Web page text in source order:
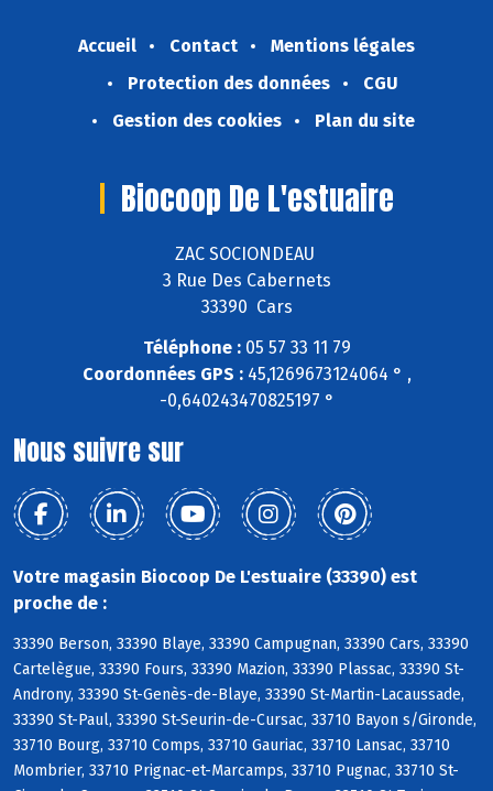
Accueil Contact
Mentions légales
Protection des données
CGU
Gestion des cookies
Plan du site
Biocoop De L'estuaire
ZAC SOCIONDEAU
3 Rue Des Cabernets
33390 Cars
Téléphone :05 57 33 11 79
Coordonnées GPS :45,1269673124064 ° ,
-0,640243470825197 °
Nous suivre sur
Votre magasin Biocoop De L'estuaire (33390) est
proche de :
33390 Berson, 33390 Blaye, 33390 Campugnan, 33390 Cars, 33390
Cartelègue, 33390 Fours, 33390 Mazion, 33390 Plassac, 33390 St-
Androny, 33390 St-Genès-de-Blaye, 33390 St-Martin-Lacaussade,
33390 St-Paul, 33390 St-Seurin-de-Cursac, 33710 Bayon s/Gironde,
33710 Bourg, 33710 Comps, 33710 Gauriac, 33710 Lansac, 33710
Mombrier, 33710 Prignac-et-Marcamps, 33710 Pugnac, 33710 St-